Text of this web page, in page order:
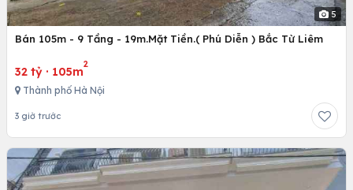
5
Bán 105m - 9 Tầng - 19m.Mặt Tiền.( Phú Diễn ) Bắc Từ Liêm
32 tỷ · 105m
2
Thành phố Hà Nội
3 giờ trước